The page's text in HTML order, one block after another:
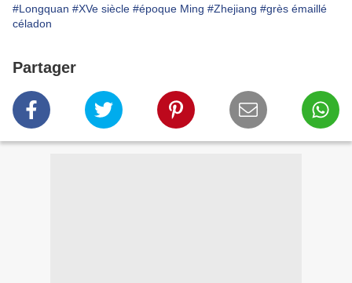
#Longquan #XVe siècle #époque Ming #Zhejiang #grès émaillé
céladon
Partager